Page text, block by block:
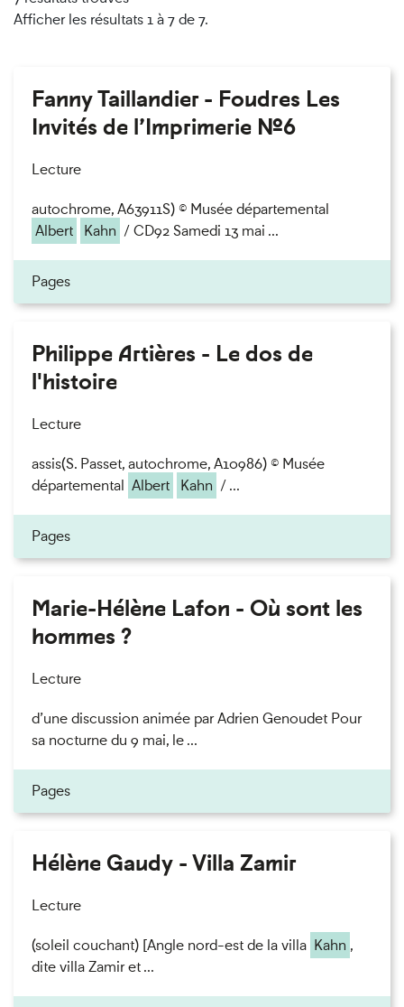
Afficher les résultats 1 à 7 de 7.
Fanny Taillandier - Foudres Les
Invités de l’Imprimerie n°6
Lecture
autochrome, A63911S) © Musée départemental
Albert
Kahn / CD92 Samedi 13 mai ...
Pages
Philippe Artières - Le dos de
l'histoire
Lecture
assis(S. Passet, autochrome, A10986) © Musée
départemental Albert Kahn / ...
Pages
Marie-Hélène Lafon - Où sont les
hommes ?
Lecture
d’une discussion animée par Adrien Genoudet Pour
sa nocturne du 9 mai, le ...
Pages
Hélène Gaudy - Villa Zamir
Lecture
(soleil couchant) [Angle nord-est de la villa Kahn ,
dite villa Zamir et ...